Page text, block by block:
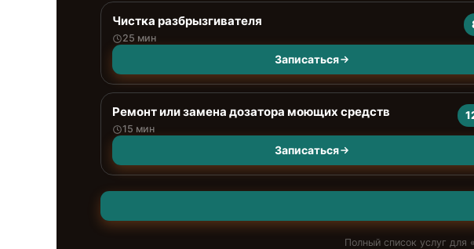
Чистка разбрызгивателя
25 мин
Записаться
Ремонт или замена дозатора моющих средств
15 мин
Записаться
Полный список услуг для «